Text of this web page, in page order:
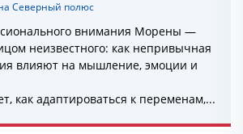
Северный полюс
внимания Морены —
неизвестного: как непривычная
влияют на мышление, эмоции и
как адаптироваться к переменам,...